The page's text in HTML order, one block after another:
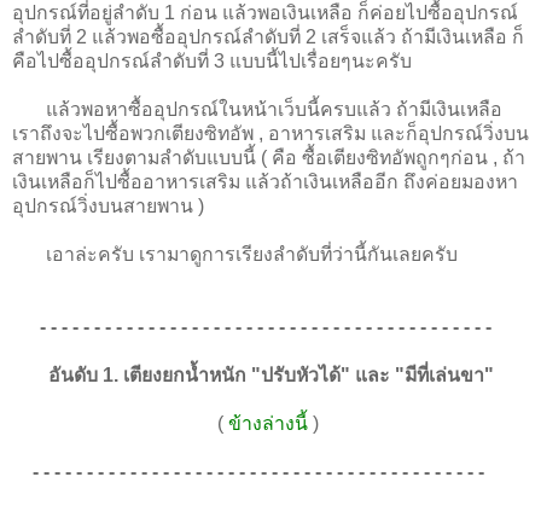
อุปกรณ์ที่อยู่ลำดับ 1 ก่อน แล้วพอเงินเหลือ ก็ค่อยไปซื้ออุปกรณ์
ลำดับที่ 2 แล้วพอซื้ออุปกรณ์ลำดับที่ 2 เสร็จแล้ว ถ้ามีเงินเหลือ ก็
คือไปซื้ออุปกรณ์ลำดับที่ 3 แบบนี้ไปเรื่อยๆนะครับ
แล้วพอหาซื้ออุปกรณ์ในหน้าเว็บนี้ครบแล้ว ถ้ามีเงินเหลือ
เราถึงจะไปซื้อพวกเตียงซิทอัพ , อาหารเสริม และก็อุปกรณ์วิ่งบน
สายพาน เรียงตามลำดับแบบนี้ ( คือ ซื้อเตียงซิทอัพถูกๆก่อน , ถ้า
เงินเหลือก็ไปซื้ออาหารเสริม แล้วถ้าเงินเหลืออีก ถึงค่อยมองหา
อุปกรณ์วิ่งบนสายพาน )
เอาล่ะครับ เรามาดูการเรียงลำดับที่ว่านี้กันเลยครับ
- - - - - - - - - - - - - - - - - - - - - - - - - - - - - - - - - - - - - - - - - -
อันดับ 1. เตียงยกน้ำหนัก "ปรับหัวได้" และ "มีที่เล่นขา"
( ข้างล่างนี้ )
- - - - - - - - - - - - - - - - - - - - - - - - - - - - - - - - - - - - - - - - - -